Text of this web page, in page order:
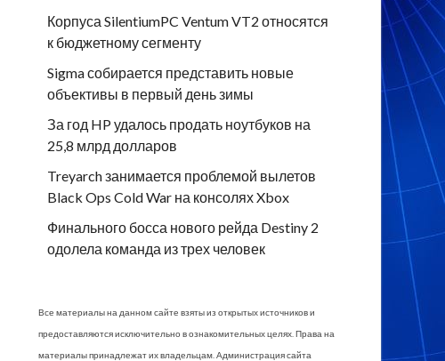
Корпуса SilentiumPC Ventum VT2 относятся
к бюджетному сегменту
Sigma собирается представить новые
объективы в первый день зимы
За год HP удалось продать ноутбуков на
25,8 млрд долларов
Treyarch занимается проблемой вылетов
Black Ops Cold War на консолях Xbox
Финального босса нового рейда Destiny 2
одолела команда из трех человек
Все материалы на данном сайте взяты из открытых источников и
предоставляются исключительно в ознакомительных целях. Права на
материалы принадлежат их владельцам. Администрация сайта